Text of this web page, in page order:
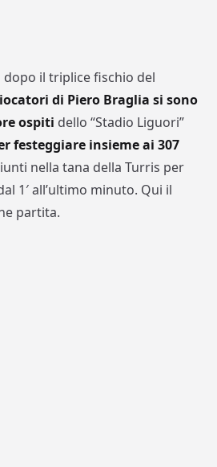
dopo il triplice fischio del
di Piero Braglia si sono
ospiti dello “Stadio Liguori”
festeggiare insieme ai 307
nella tana della Turris per
1′ all’ultimo minuto. Qui il
partita.